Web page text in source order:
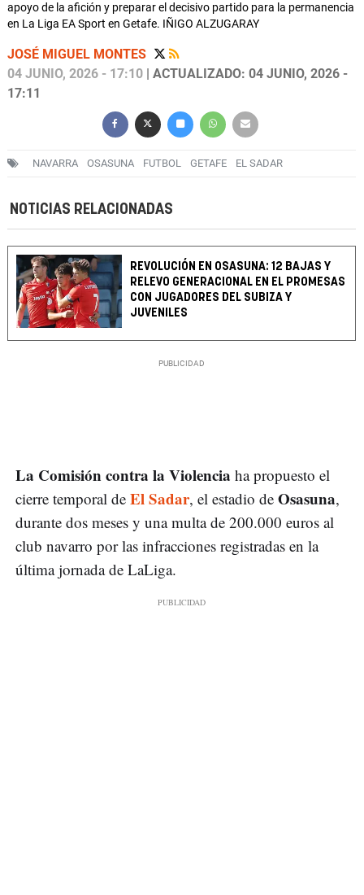
apoyo de la afición y preparar el decisivo partido para la permanencia
en La Liga EA Sport en Getafe. IÑIGO ALZUGARAY
JOSÉ MIGUEL MONTES
04 JUNIO, 2026 - 17:10 | ACTUALIZADO: 04 JUNIO, 2026 -
17:11
NAVARRA OSASUNA FUTBOL GETAFE EL SADAR
NOTICIAS RELACIONADAS
REVOLUCIÓN EN OSASUNA: 12 BAJAS Y
RELEVO GENERACIONAL EN EL PROMESAS
CON JUGADORES DEL SUBIZA Y
JUVENILES
La Comisión contra la Violencia ha propuesto el
cierre temporal de El Sadar, el estadio de Osasuna,
durante dos meses y una multa de 200.000 euros al
club navarro por las infracciones registradas en la
última jornada de LaLiga.